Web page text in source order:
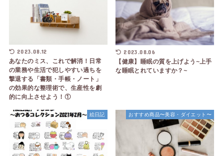
2023.08.12
あなたのミス、これで解消！日常
の業務や生活で犯しやすい過ちを
撃退する「書類・手帳・ノート」
の効果的な整理術で、生産性を劇
的に向上させよう！①
2023.08.06
【健康】睡眠の質を上げよう~上手
な睡眠とれていますか？~
絵日記 おすすめ商品〜美容・ダイエット〜